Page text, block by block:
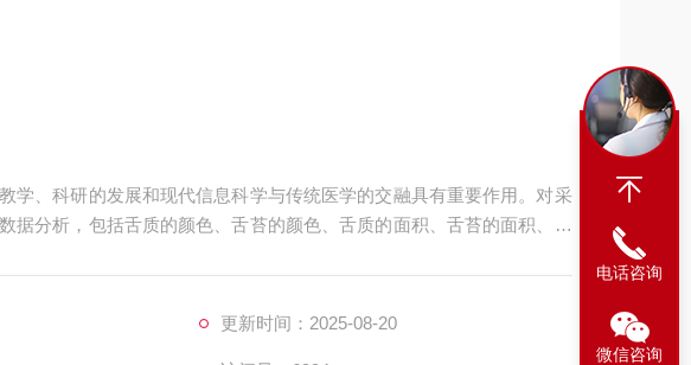
学、科研的发展和现代信息科学与传统医学的交融具有重要作用。对采
据分析，包括舌质的颜色、舌苔的颜色、舌质的面积、舌苔的面积、齿
更新时间：2025-08-20
电话咨询
微信咨询